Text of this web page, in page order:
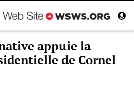
appuie la
de Cornel